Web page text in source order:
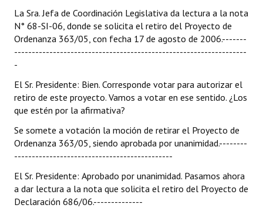
La Sra. Jefa de Coordinación Legislativa da lectura a la nota
N° 68-SI-06, donde se solicita el retiro del Proyecto de
Ordenanza 363/05, con fecha 17 de agosto de 2006.-------
------------------------------------------------------------------
-
El Sr. Presidente: Bien. Corresponde votar para autorizar el
retiro de este proyecto. Vamos a votar en ese sentido. ¿Los
que estén por la afirmativa?
Se somete a votación la moción de retirar el Proyecto de
Ordenanza 363/05, siendo aprobada por unanimidad.--------
---------------------------------------------
El Sr. Presidente: Aprobado por unanimidad. Pasamos ahora
a dar lectura a la nota que solicita el retiro del Proyecto de
Declaración 686/06.--------------